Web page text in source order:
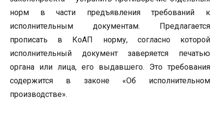
норм в части предъявления требований к
исполнительным документам. Предлагается
прописать в КоАП норму, согласно которой
исполнительный документ заверяется печатью
органа или лица, его выдавшего. Это требования
содержится в законе «Об исполнительном
производстве».